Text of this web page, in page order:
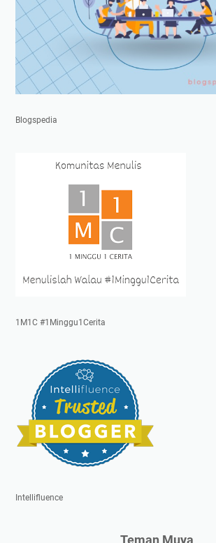
Blogspedia
1M1C #1Minggu1Cerita
Intellifluence
Teman Muya